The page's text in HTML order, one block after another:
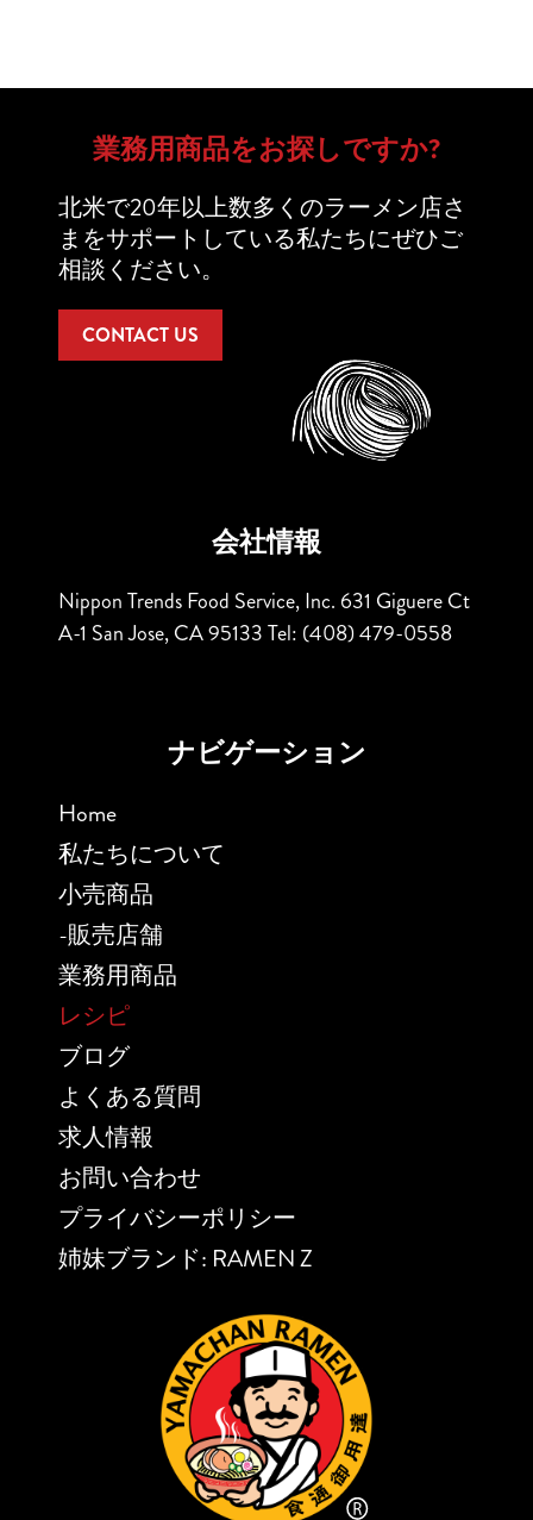
業務用商品をお探しですか?
北米で20年以上数多くのラーメン店さ
まをサポートしている私たちにぜひご
相談ください。
CONTACT US
会社情報
Nippon Trends Food Service, Inc. 631 Giguere Ct
A-1 San Jose, CA 95133 Tel: (408) 479-0558
ナビゲーション
Home
私たちについて
小売商品
-販売店舗
業務用商品
レシピ
ブログ
よくある質問
求人情報
お問い合わせ
プライバシーポリシー
姉妹ブランド: RAMEN Z